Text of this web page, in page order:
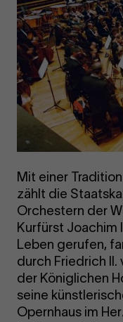
Mit einer
zählt die
Orchestern der
Kurfürst Joachim
Leben gerufen,
durch Friedrich II.
der Königlichen
seine
Opernhaus im